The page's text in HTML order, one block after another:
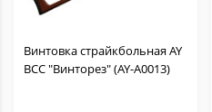
Винтовка страйкбольная AY
ВСС "Винторез" (AY-A0013)